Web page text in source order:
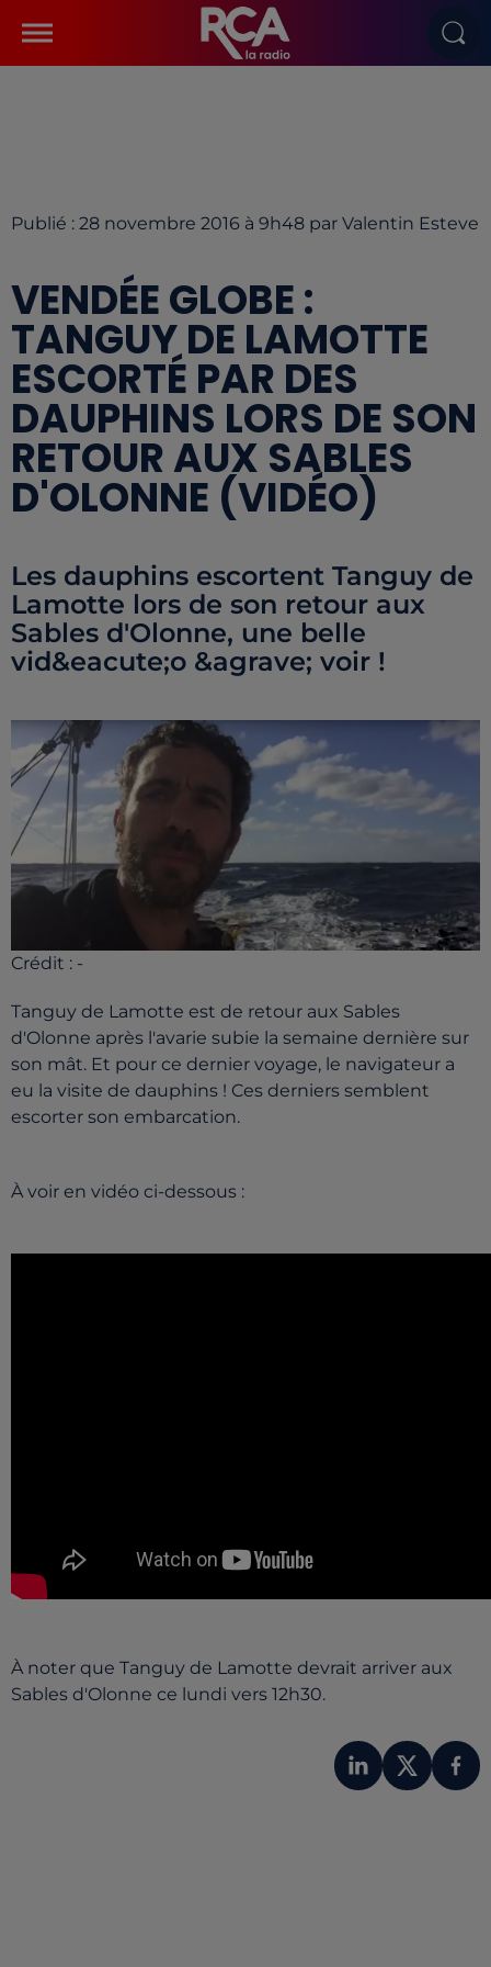
Publié : 28 novembre 2016 à 9h48 par Valentin Esteve
VENDÉE GLOBE :
TANGUY DE LAMOTTE
ESCORTÉ PAR DES
DAUPHINS LORS DE SON
RETOUR AUX SABLES
D'OLONNE (VIDÉO)
Les dauphins escortent Tanguy de
Lamotte lors de son retour aux
Sables d'Olonne, une belle
vid&eacute;o &agrave; voir !
Crédit : -
Tanguy de Lamotte est de retour aux Sables
d'Olonne après l'avarie subie la semaine dernière sur
son mât. Et pour ce dernier voyage, le navigateur a
eu la visite de dauphins ! Ces derniers semblent
escorter son embarcation.
À voir en vidéo ci-dessous :
À noter que Tanguy de Lamotte devrait arriver aux
Sables d'Olonne ce lundi vers 12h30.